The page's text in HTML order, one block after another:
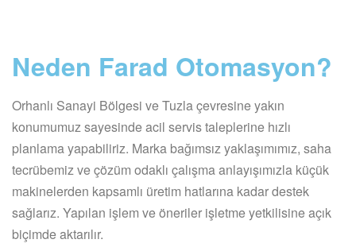
Neden Farad Otomasyon?
Orhanlı Sanayi Bölgesi ve Tuzla çevresine yakın
konumumuz sayesinde acil servis taleplerine hızlı
planlama yapabiliriz. Marka bağımsız yaklaşımımız, saha
tecrübemiz ve çözüm odaklı çalışma anlayışımızla küçük
makinelerden kapsamlı üretim hatlarına kadar destek
sağlarız. Yapılan işlem ve öneriler işletme yetkilisine açık
biçimde aktarılır.